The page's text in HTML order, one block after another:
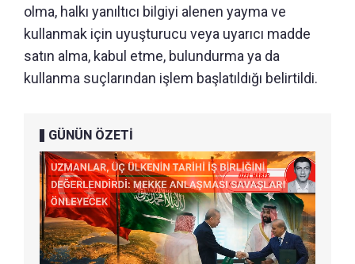
olma, halkı yanıltıcı bilgiyi alenen yayma ve
kullanmak için uyuşturucu veya uyarıcı madde
satın alma, kabul etme, bulundurma ya da
kullanma suçlarından işlem başlatıldığı belirtildi.
GÜNÜN ÖZETİ